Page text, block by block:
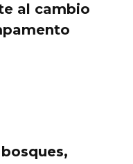
al cambio